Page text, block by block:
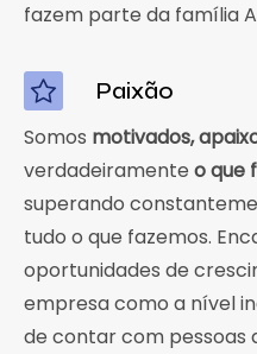
fazem parte da família
Paixão
Somos motivados,
verdadeiramente o que
superando
tudo o que fazemos.
oportunidades de
empresa como a nível
de contar com pessoas